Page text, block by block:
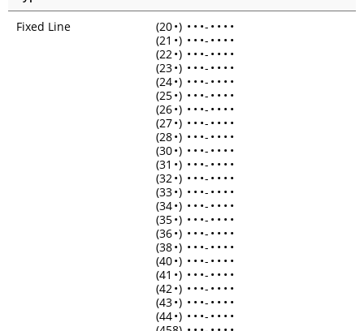
Fixed Line
(20•) • • •- • • • •
(21 •) • • •- • • • •
(22•) • • •- • • • •
(23•) • • •- • • • •
(24•) • • •- • • • •
(25•) • • •- • • • •
(26•) • • •- • • • •
(27•) • • •- • • • •
(28•) • • •- • • • •
(30•) • • •- • • • •
(31 •) • • •- • • • •
(32•) • • •- • • • •
(33•) • • •- • • • •
(34•) • • •- • • • •
(35•) • • •- • • • •
(36•) • • •- • • • •
(38•) • • •- • • • •
(40•) • • •- • • • •
(41 •) • • •- • • • •
(42•) • • •- • • • •
(43•) • • •- • • • •
(44•) • • •- • • • •